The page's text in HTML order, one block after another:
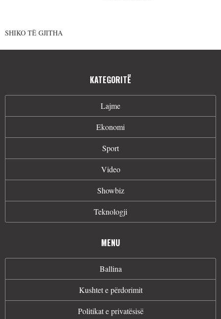
SHIKO TË GJITHA
KATEGORITË
Lajme
Ekonomi
Sport
Video
Showbiz
Teknologji
MENU
Ballina
Kushtet e përdorimit
Politikat e privatësisë